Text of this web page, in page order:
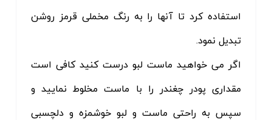
استفاده کرد تا آنها را به رنگ مخملی قرمز روشن
تبدیل نمود.
اگر می خواهید ماست لبو درست کنید کافی است
مقداری پودر چغندر را با ماست مخلوط نمایید و
سپس به راحتی ماست و لبو خوشمزه و دلچسبی